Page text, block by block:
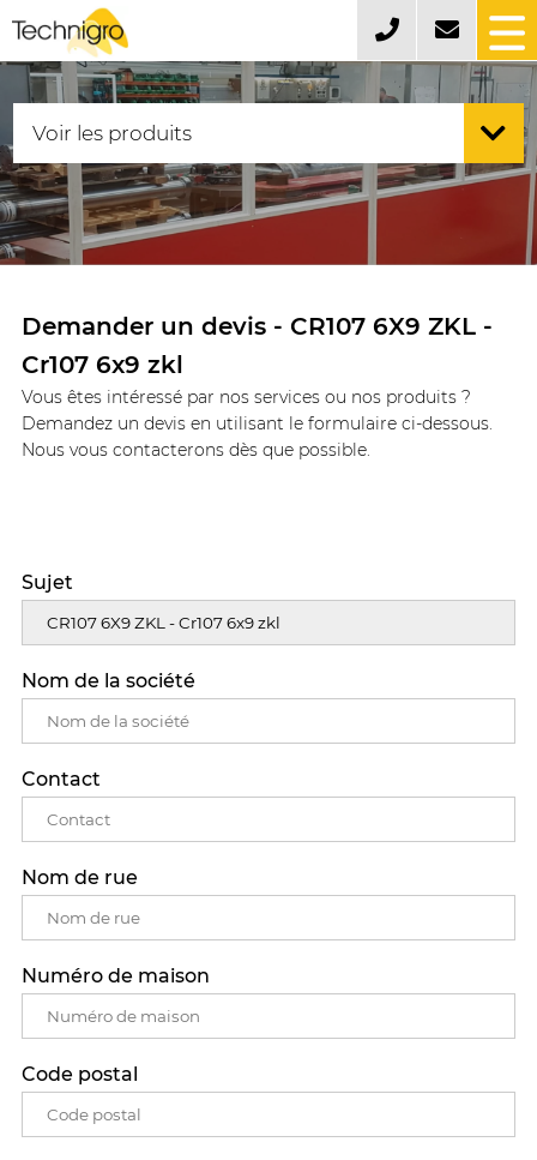
Demander un devis - CR107 6X9 ZKL -
Cr107 6x9 zkl
Vous êtes intéressé par nos services ou nos produits ?
Demandez un devis en utilisant le formulaire ci-dessous.
Nous vous contacterons dès que possible.
Sujet
Nom de la société
Contact
Nom de rue
Numéro de maison
Code postal